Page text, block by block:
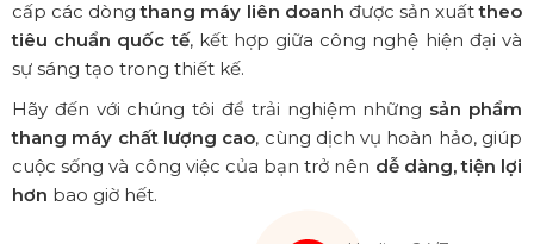
cấp các dòng thang máy liên doanh được sản xuấttheo
tiêu chuẩn quốc tế, kết hợp giữa công nghệ hiện đại và
sự sáng tạo trong thiết kế.
Hãy đến với chúng tôi để trải nghiệm những sản phẩm
thang máy chất lượng cao, cùng dịch vụ hoàn hảo, giúp
cuộc sống và công việc của bạn trở nên dễ dàng, tiện lợi
hơn bao giờ hết.